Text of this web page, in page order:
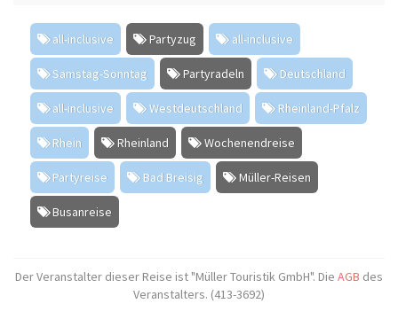
all-inclusive
Partyzug all-inclusive
Samstag-Sonntag Partyradeln Deutschland
all-inclusive Westdeutschland Rheinland-Pfalz
Rhein Rheinland Wochenendreise
Partyreise Bad Breisig Müller-Reisen
Busanreise
Der Veranstalter dieser Reise ist "Müller Touristik GmbH". Die AGB des
Veranstalters. (413-3692)